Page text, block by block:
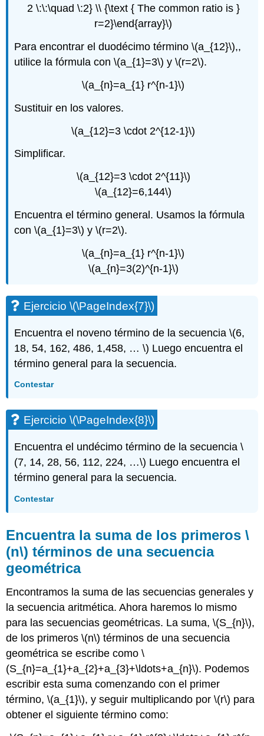
2 \:\:\quad \:2} \\ {\text { The common ratio is }
r=2}\end{array}\)
Para encontrar el duodécimo término\(a_{12}\),,
utilice la fórmula con\(a_{1}=3\) y\(r=2\).
\(a_{n}=a_{1} r^{n-1}\)
Sustituir en los valores.
\(a_{12}=3 \cdot 2^{12-1}\)
Simplificar.
\(a_{12}=3 \cdot 2^{11}\)
\(a_{12}=6,144\)
Encuentra el término general. Usamos la fórmula
con\(a_{1}=3\) y\(r=2\).
\(a_{n}=a_{1} r^{n-1}\)
\(a_{n}=3(2)^{n-1}\)
Ejercicio\(\PageIndex{7}\)
Encuentra el noveno término de la secuencia\(6,
18, 54, 162, 486, 1,458, … \) Luego encuentra el
término general para la secuencia.
Contestar
Ejercicio\(\PageIndex{8}\)
Encuentra el undécimo término de la secuencia\
(7, 14, 28, 56, 112, 224, …\) Luego encuentra el
término general para la secuencia.
Contestar
Encuentra la suma de los primeros\
(n\) términos de una secuencia
geométrica
Encontramos la suma de las secuencias generales y
la secuencia aritmética. Ahora haremos lo mismo
para las secuencias geométricas. La suma,\(S_{n}\),
de los primeros\(n\) términos de una secuencia
geométrica se escribe como\
(S_{n}=a_{1}+a_{2}+a_{3}+\ldots+a_{n}\). Podemos
escribir esta suma comenzando con el primer
término,\(a_{1}\), y seguir multiplicando por\(r\) para
obtener el siguiente término como: